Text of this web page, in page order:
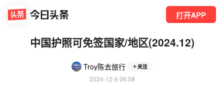
打开APP
中国护照可免签国家/地区(2024.12)
Troy陈去旅行 关注
2024-12-6 06:58